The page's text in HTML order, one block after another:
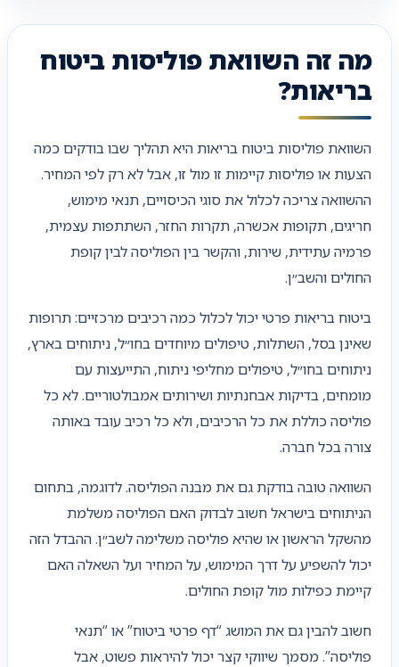
מה זה השוואת פוליסות ביטוח
בריאות?
השוואת פוליסות ביטוח בריאות היא תהליך שבו בודקים כמה
הצעות או פוליסות קיימות זו מול זו, אבל לא רק לפי המחיר.
ההשוואה צריכה לכלול את סוגי הכיסויים, תנאי מימוש,
חריגים, תקופות אכשרה, תקרות החזר, השתתפות עצמית,
פרמיה עתידית, שירות, והקשר בין הפוליסה לבין קופת
החולים והשב״ן.
ביטוח בריאות פרטי יכול לכלול כמה רכיבים מרכזיים: תרופות
שאינן בסל, השתלות, טיפולים מיוחדים בחו״ל, ניתוחים בארץ,
ניתוחים בחו״ל, טיפולים מחליפי ניתוח, התייעצות עם
מומחים, בדיקות אבחנתיות ושירותים אמבולטוריים. לא כל
פוליסה כוללת את כל הרכיבים, ולא כל רכיב עובד באותה
צורה בכל חברה.
השוואה טובה בודקת גם את מבנה הפוליסה. לדוגמה, בתחום
הניתוחים בישראל חשוב לבדוק האם הפוליסה משלמת
מהשקל הראשון או שהיא פוליסה משלימה לשב״ן. ההבדל הזה
יכול להשפיע על דרך המימוש, על המחיר ועל השאלה האם
קיימת כפילות מול קופת החולים.
חשוב להבין גם את המושג “דף פרטי ביטוח” או “תנאי
פוליסה”. מסמך שיווקי קצר יכול להיראות פשוט, אבל